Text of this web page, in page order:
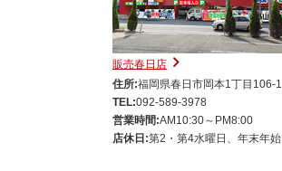
販売春日店
住所:福岡県春日市岡本1丁目106-1
TEL:092-589-3978
営業時間:AM10:30～PM8:00
店休日:第2・第4水曜日、年末年始